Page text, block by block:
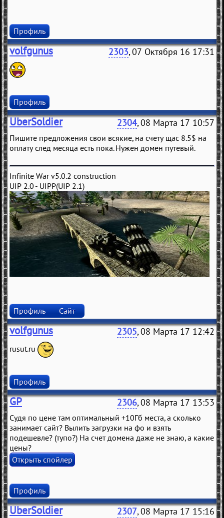
Профиль
volfgunus 2303, 07 Октября 16 17:31
Профиль
UberSoldier 2304, 08 Марта 17 10:57
Пишите предложения свои всякие, на счету щас 8.5$ на
оплату след месяца есть пока. Нужен домен путевый.
Infinite War v5.0.2 construction
UIP 2.0 - UIPP(UIP 2.1)
Профиль Сайт
volfgunus 2305, 08 Марта 17 12:42
rusut.ru
Профиль
GP 2306, 08 Марта 17 13:53
Судя по цене там оптимальный +10Гб места, а сколько
занимает сайт? Вылить загрузки на фо и взять
подешевле? (тупо?) На счет домена даже не знаю, а какие
цены?
Профиль
UberSoldier 2307, 08 Марта 17 15:16